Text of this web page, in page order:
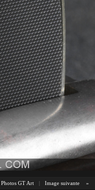
Photos GT Art | Image suivante »